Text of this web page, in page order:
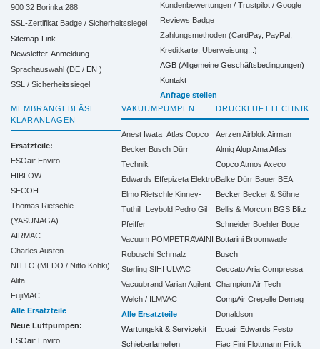
900 32 Borinka 288
SSL-Zertifikat Badge / Sicherheitssiegel
Sitemap-Link
Newsletter-Anmeldung
Sprachauswahl (DE / EN )
SSL / Sicherheitssiegel
Kundenbewertungen / Trustpilot / Google
Reviews Badge
Zahlungsmethoden (CardPay, PayPal,
Kreditkarte, Überweisung...)
AGB (Allgemeine Geschäftsbedingungen)
Kontakt
Anfrage stellen
MEMBRANGEBLÄSE
KLÄRANLAGEN
Ersatzteile:
ESOair Enviro
HIBLOW
SECOH
Thomas Rietschle
(YASUNAGA)
AIRMAC
Charles Austen
NITTO (MEDO / Nitto Kohki)
Alita
FujiMAC
Alle Ersatzteile
Neue Luftpumpen:
ESOair Enviro
VAKUUMPUMPEN
Anest Iwata Atlas Copco
Becker Busch Dürr
Technik
Edwards Effepizeta Elektror
Elmo Rietschle Kinney-
Tuthill Leybold Pedro Gil
Pfeiffer
Vacuum POMPETRAVAINI
Robuschi Schmalz
Sterling SIHI ULVAC
Vacuubrand Varian Agilent
Welch / ILMVAC
Alle Ersatzteile
Wartungskit & Servicekit
Schieberlamellen
DRUCKLUFTTECHNIK
AerzenAirblok Airman
Almig Alup Ama Atlas
Copco Atmos Axeco
Balke Dürr Bauer BEA
Becker Becker & Söhne
Bellis & Morcom BGS Blitz
Schneider Boehler Boge
Bottarini Broomwade
Busch
Ceccato Aria Compressa
Champion Air Tech
CompAir Crepelle Demag
Donaldson
Ecoair Edwards Festo
Fiac Fini Flottmann Frick